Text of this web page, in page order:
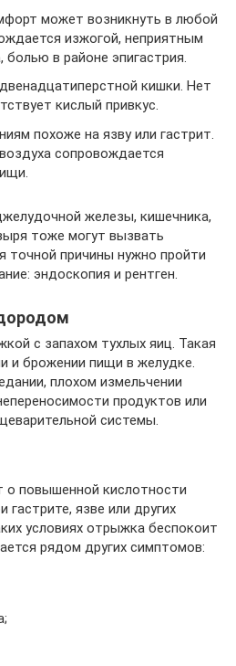
может возникнуть в любой
изжогой, неприятным
болью в районе эпигастрия.
кишки. Нет
кислый привкус.
похоже на язву или гастрит.
сопровождается
железы, кишечника,
тоже могут вызвать
точной причины нужно пройти
эндоскопия и рентген.
с запахом тухлых яиц. Такая
и брожении пищи в желудке.
плохом измельчении
продуктов или
системы.
о повышенной кислотности
язве или других
условиях отрыжка беспокоит
рядом других симптомов: